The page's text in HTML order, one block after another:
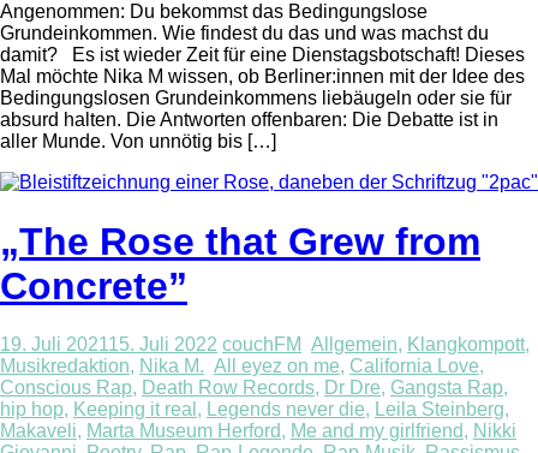
Angenommen: Du bekommst das Bedingungslose
Grundeinkommen. Wie findest du das und was machst du
damit? Es ist wieder Zeit für eine Dienstagsbotschaft! Dieses
Mal möchte Nika M wissen, ob Berliner:innen mit der Idee des
Bedingungslosen Grundeinkommens liebäugeln oder sie für
absurd halten. Die Antworten offenbaren: Die Debatte ist in
aller Munde. Von unnötig bis […]
„The Rose that Grew from
Concrete”
19. Juli 202115. Juli 2022 couchFM Allgemein, Klangkompott,
Musikredaktion, Nika M. All eyez on me, California Love,
Conscious Rap, Death Row Records, Dr Dre, Gangsta Rap,
hip hop, Keeping it real , Legends never die, Leila Steinberg,
Makaveli, Marta Museum Herford, Me and my girlfriend, Nikki